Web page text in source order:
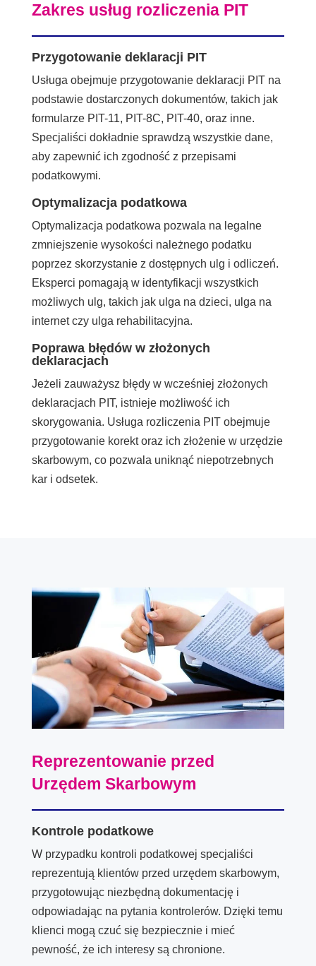
Zakres usług rozliczenia PIT
Przygotowanie deklaracji PIT
Usługa obejmuje przygotowanie deklaracji PIT na
podstawie dostarczonych dokumentów, takich jak
formularze PIT-11, PIT-8C, PIT-40, oraz inne.
Specjaliści dokładnie sprawdzą wszystkie dane,
aby zapewnić ich zgodność z przepisami
podatkowymi.
Optymalizacja podatkowa
Optymalizacja podatkowa pozwala na legalne
zmniejszenie wysokości należnego podatku
poprzez skorzystanie z dostępnych ulg i odliczeń.
Eksperci pomagają w identyfikacji wszystkich
możliwych ulg, takich jak ulga na dzieci, ulga na
internet czy ulga rehabilitacyjna.
Poprawa błędów w złożonych
deklaracjach
Jeżeli zauważysz błędy w wcześniej złożonych
deklaracjach PIT, istnieje możliwość ich
skorygowania. Usługa rozliczenia PIT obejmuje
przygotowanie korekt oraz ich złożenie w urzędzie
skarbowym, co pozwala uniknąć niepotrzebnych
kar i odsetek.
Reprezentowanie przed
Urzędem Skarbowym
Kontrole podatkowe
W przypadku kontroli podatkowej specjaliści
reprezentują klientów przed urzędem skarbowym,
przygotowując niezbędną dokumentację i
odpowiadając na pytania kontrolerów. Dzięki temu
klienci mogą czuć się bezpiecznie i mieć
pewność, że ich interesy są chronione.